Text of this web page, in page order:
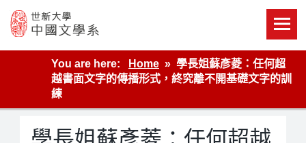
content
世新大學教學單位的網站
You are here:
Home
學長姐蘇彥菱：任何超
越書面文字的傳播形式，終究離不開基礎文字的訓
練